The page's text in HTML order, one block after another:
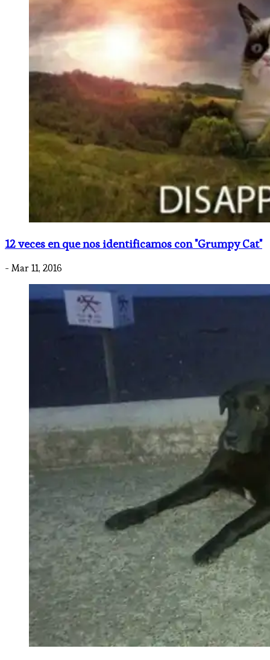
12 veces en que nos identificamos con "Grumpy Cat"
- Mar 11, 2016